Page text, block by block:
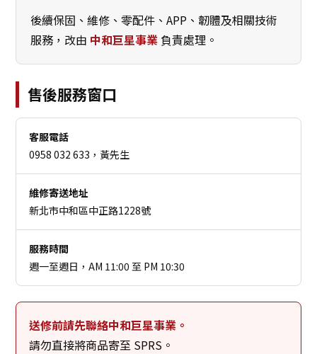
後續保固、維修、零配件、APP、韌體及相關技術
服務，改由 中和巨星事業 負責處理。
售後服務窗口
客服電話
0958 032 633，黃先生
維修寄送地址
新北市中和區中正路1228號
服務時間
週一至週日，AM 11:00 至 PM 10:30
送修前請先聯絡中和巨星事業。
請勿直接將商品寄至 SPRS。